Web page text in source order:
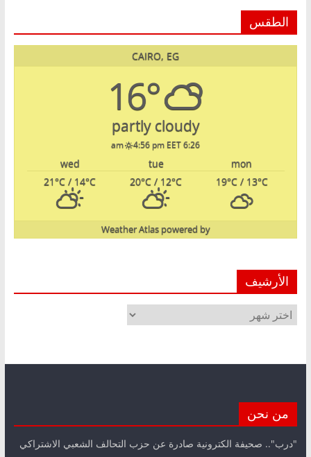
الطقس
CAIRO, EG
16°
partly cloudy
6:26 am
4:56 pm EET
mon
tue
wed
19°C/ 13°C
20°C / 12°C
21°C / 14°C
powered by
Weather Atlas
الأرشيف
الأرشيف
من نحن
"درب".. صحيفة الكترونية صادرة عن حزب التحالف الشعبي الاشتراكي